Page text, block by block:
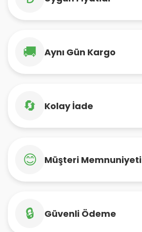
🚚 Aynı Gün Kargo
🔄 Kolay İade
😊 Müşteri Memnuniyeti
🔒 Güvenli Ödeme